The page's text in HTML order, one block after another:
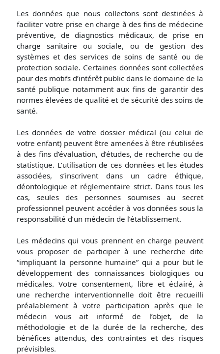
Les données que nous collectons sont destinées à
faciliter votre prise en charge à des fins de médecine
préventive, de diagnostics médicaux, de prise en
charge sanitaire ou sociale, ou de gestion des
systèmes et des services de soins de santé ou de
protection sociale. Certaines données sont collectées
pour des motifs d’intérêt public dans le domaine de la
santé publique notamment aux fins de garantir des
normes élevées de qualité et de sécurité des soins de
santé.
Les données de votre dossier médical (ou celui de
votre enfant) peuvent être amenées à être réutilisées
à des fins d’évaluation, d’études, de recherche ou de
statistique. L’utilisation de ces données et les études
associées, s’inscrivent dans un cadre éthique,
déontologique et réglementaire strict. Dans tous les
cas, seules des personnes soumises au secret
professionnel peuvent accéder à vos données sous la
responsabilité d’un médecin de l’établissement.
Les médecins qui vous prennent en charge peuvent
vous proposer de participer à une recherche dite
“impliquant la personne humaine” qui a pour but le
développement des connaissances biologiques ou
médicales. Votre consentement, libre et éclairé, à
une recherche interventionnelle doit être recueilli
préalablement à votre participation après que le
médecin vous ait informé de l’objet, de la
méthodologie et de la durée de la recherche, des
bénéfices attendus, des contraintes et des risques
prévisibles.